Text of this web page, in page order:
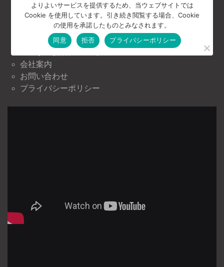
《豊泉工務店の情報》
ニュース＆トピックス
イベント情報
会社案内
お問い合わせ
プライバシーポリシー
よりよいサービスを提供するため、当ウェブサイトでは
Cookie を使用しています。引き続き閲覧する場合、Cookie
の使用を承諾したものとみなされます。
同意
拒否 プライバシーポリシー